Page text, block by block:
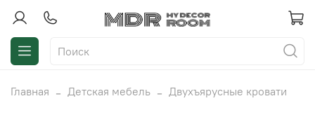
Главная Детская мебель Двухъярусные кровати